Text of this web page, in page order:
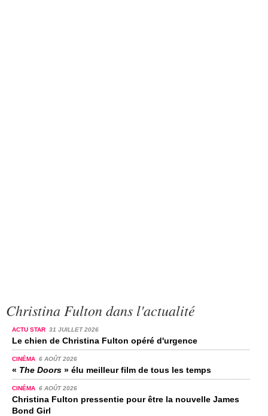
Christina Fulton dans l'actualité
ACTU STAR 31 JUILLET 2026
Le chien de Christina Fulton opéré d'urgence
CINÉMA 6 AOÛT 2026
« The Doors » élu meilleur film de tous les temps
CINÉMA 6 AOÛT 2026
Christina Fulton pressentie pour être la nouvelle James
Bond Girl